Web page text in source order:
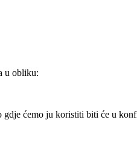
u obliku:
ćemo ju koristiti biti će u